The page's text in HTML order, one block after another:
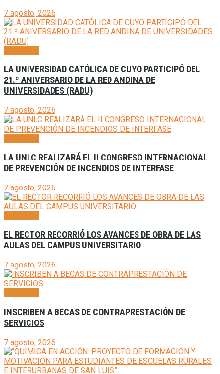
7 agosto, 2026
LA UNIVERSIDAD CATÓLICA DE CUYO PARTICIPÓ DEL
21.º ANIVERSARIO DE LA RED ANDINA DE
UNIVERSIDADES (RADU)
7 agosto, 2026
LA UNLC REALIZARÁ EL II CONGRESO INTERNACIONAL
DE PREVENCIÓN DE INCENDIOS DE INTERFASE
7 agosto, 2026
EL RECTOR RECORRIÓ LOS AVANCES DE OBRA DE LAS
AULAS DEL CAMPUS UNIVERSITARIO
7 agosto, 2026
INSCRIBEN A BECAS DE CONTRAPRESTACIÓN DE
SERVICIOS
7 agosto, 2026